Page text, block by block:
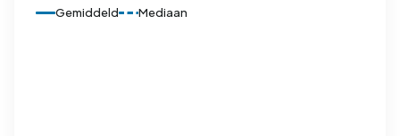
Gemiddeld Mediaan